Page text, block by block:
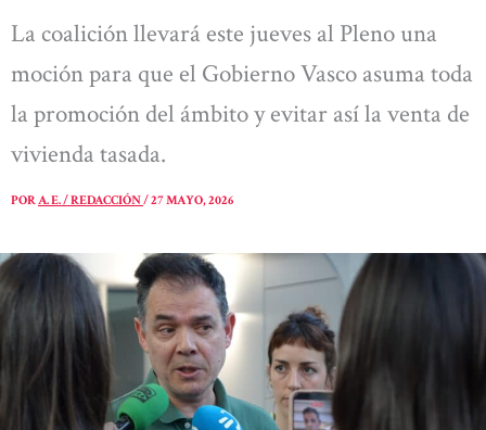
La coalición llevará este jueves al Pleno una
moción para que el Gobierno Vasco asuma toda
la promoción del ámbito y evitar así la venta de
vivienda tasada.
PORA. E. / REDACCIÓN/27 MAYO, 2026